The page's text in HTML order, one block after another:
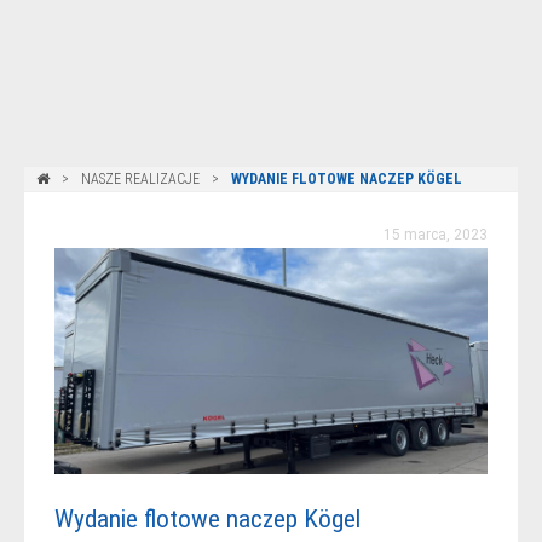
NASZE REALIZACJE WYDANIE FLOTOWE NACZEP KÖGEL
15 marca, 2023
Wydanie flotowe naczep Kögel